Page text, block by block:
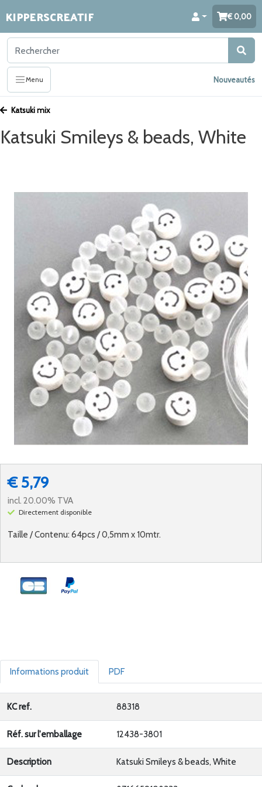
KIPPERSCREATIF 0,00
Menu Nouveautés
Katsuki mix
Katsuki Smileys & beads, White
Taille / Contenu: 64pcs / 0,5mm x 10mtr.
€ 5,79
incl. 20.00% TVA
Directement disponible
Informations produit PDF
KC ref. 88318
Réf. sur l'emballage 12438-3801
Description Katsuki Smileys & beads, White